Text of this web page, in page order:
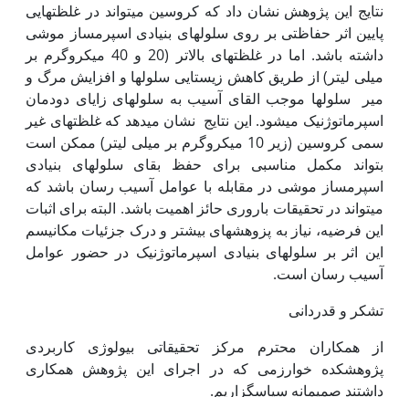
نتایج این پژوهش نشان داد که کروسین می‏تواند در غلظت‏هایی
پایین اثر حفاظتی بر روی سلول‏های بنیادی اسپرم‏ساز موشی
داشته باشد. اما در غلظت‏های بالاتر (20 و 40 میکروگرم بر
میلی لیتر) از طریق کاهش زیستایی سلول‏ها و افزایش مرگ و
میر سلول‏ها موجب القای آسیب به سلول‏های زایای دودمان
اسپرماتوژنیک می‏شود. این نتایج نشان می‏دهد که غلظت‏های غیر
سمی کروسین (زیر 10 میکروگرم بر میلی لیتر) ممکن است
بتواند مکمل مناسبی برای حفظ بقای سلول‏های بنیادی
اسپرم‏ساز موشی در مقابله با عوامل آسیب رسان باشد که
می‏تواند در تحقیقات باروری حائز اهمیت باشد. البته برای اثبات
این فرضیه، نیاز به پزوهش‏های بیشتر و درک جزئیات مکانیسم
این اثر بر سلول‏های بنیادی اسپرماتوژنیک در حضور عوامل
آسیب رسان است.
تشکر و قدردانی
از همکاران محترم مرکز تحقیقاتی بیولوژی کاربردی
پژوهشکده خوارزمی که در اجرای این پژوهش همکاری
داشتند صمیمانه سپاسگزاریم.